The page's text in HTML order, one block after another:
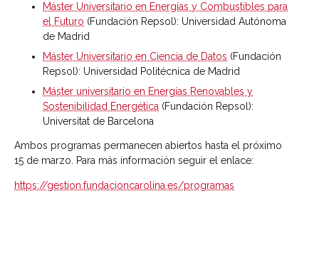
Máster Universitario en Energías y Combustibles para
el Futuro (Fundación Repsol): Universidad Autónoma
de Madrid
Máster Universitario en Ciencia de Datos (Fundación
Repsol): Universidad Politécnica de Madrid
Máster universitario en Energías Renovables y
Sostenibilidad Energética (Fundación Repsol):
Universitat de Barcelona
Ambos programas permanecen abiertos hasta el próximo
15 de marzo. Para más información seguir el enlace:
https://gestion.fundacioncarolina.es/programas